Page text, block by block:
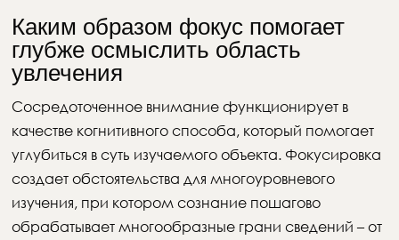
Каким образом фокус помогает
глубже осмыслить область
увлечения
Сосредоточенное внимание функционирует в
качестве когнитивного способа, который помогает
углубиться в суть изучаемого объекта. Фокусировка
создает обстоятельства для многоуровневого
изучения, при котором сознание пошагово
обрабатывает многообразные грани сведений – от